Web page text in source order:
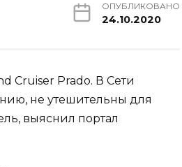
ОПУБЛИКОВАНО
24.10.2020
Cruiser Prado. В Сети
не утешительны для
выяснил портал